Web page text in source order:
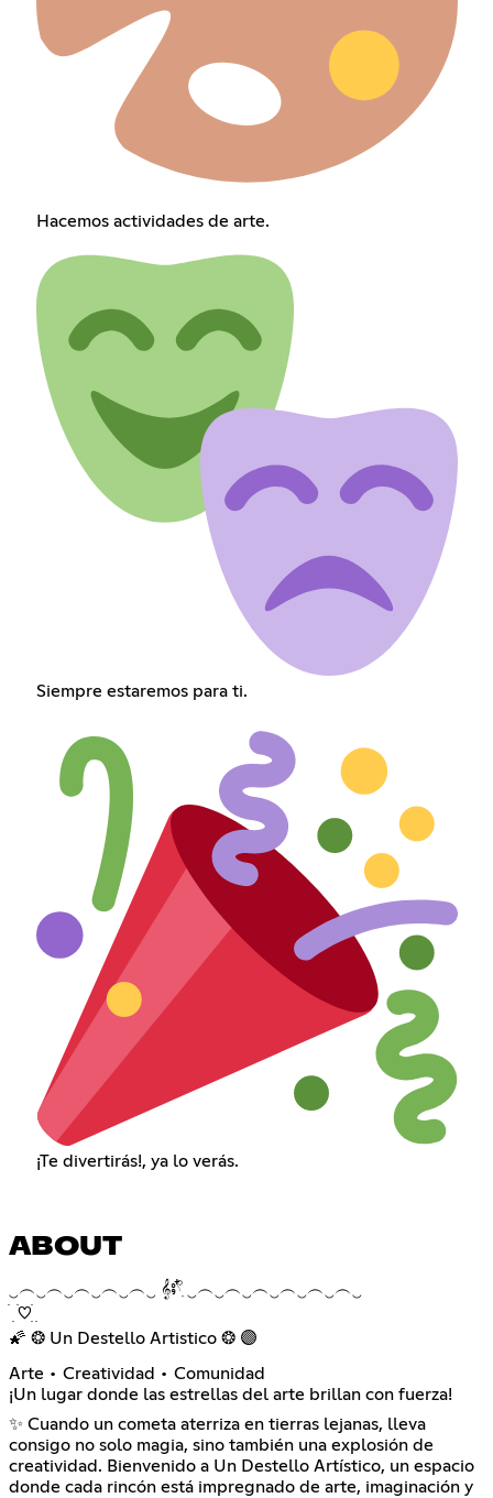
Hacemos actividades de arte.
Siempre estaremos para ti.
¡Te divertirás!, ya lo verás.
ABOUT
‿︵‿︵‿︵‿︵‿︵‿ 𝄞⨾𓍢ִ໋ ‿︵‿︵‿︵‿︵‿︵‿︵‿
ㅤׄ ㅤׅㅤ ㅤׄㅤ♡ㅤㅤׅㅤㅤׄ ㅤׅ
🌠 ❂ Un Destello Artistico ❂ 🟣
Arte • Creatividad • Comunidad
¡Un lugar donde las estrellas del arte brillan con fuerza!
✨ Cuando un cometa aterriza en tierras lejanas, lleva
consigo no solo magia, sino también una explosión de
creatividad. Bienvenido a Un Destello Artístico, un espacio
donde cada rincón está impregnado de arte, imaginación y